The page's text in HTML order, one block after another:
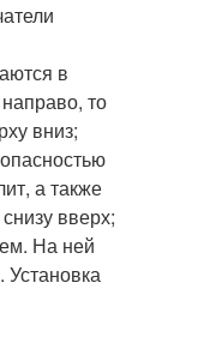
в
то
вниз;
а также
вверх;
На ней
Установка